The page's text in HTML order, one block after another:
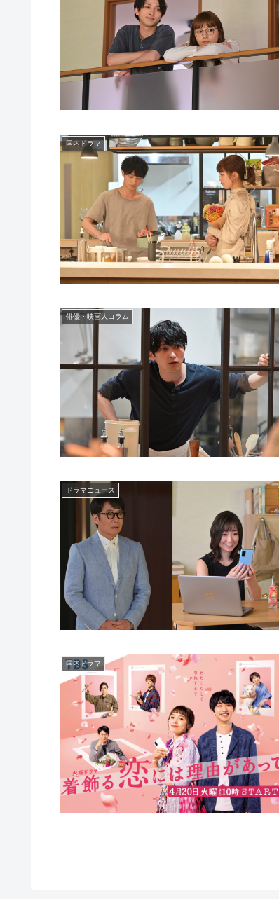
国内ドラマ
俳優・映画人コラム
ドラマニュース
国内ドラマ